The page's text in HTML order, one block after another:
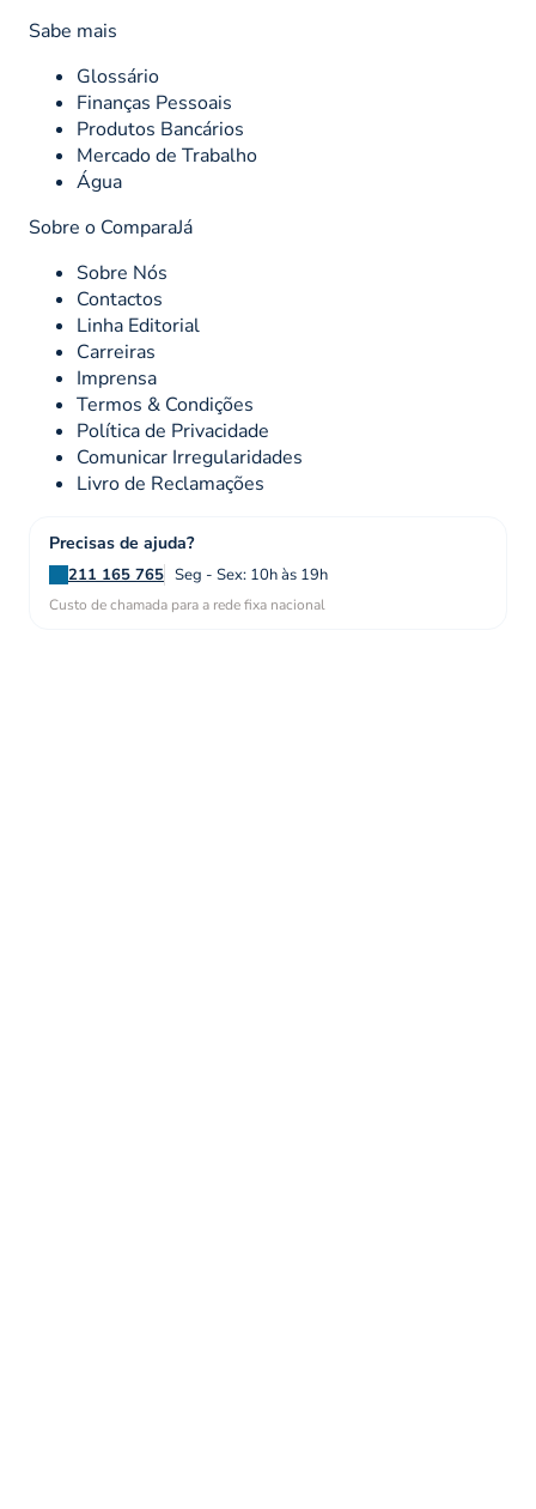
Sabe mais
Glossário
Finanças Pessoais
Produtos Bancários
Mercado de Trabalho
Água
Sobre o ComparaJá
Sobre Nós
Contactos
Linha Editorial
Carreiras
Imprensa
Termos & Condições
Política de Privacidade
Comunicar Irregularidades
Livro de Reclamações
Precisas de ajuda?
211 165 765 Seg - Sex: 10h às 19h
Custo de chamada para a rede fixa nacional